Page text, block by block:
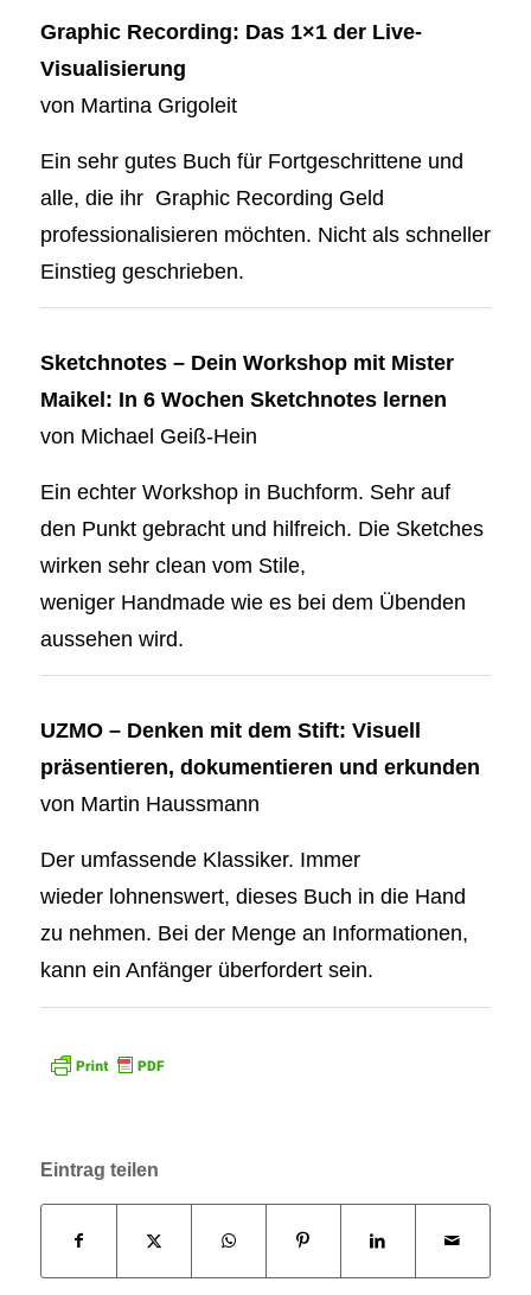
Graphic Recording: Das 1×1 der Live-
Visualisierung
von Martina Grigoleit
Ein sehr gutes Buch für Fortgeschrittene und
alle, die ihr Graphic Recording Geld
professionalisieren möchten. Nicht als schneller
Einstieg geschrieben.
Sketchnotes – Dein Workshop mit Mister
Maikel: In 6 Wochen Sketchnotes lernen
von Michael Geiß-Hein
Ein echter Workshop in Buchform. Sehr auf
den Punkt gebracht und hilfreich. Die Sketches
wirken sehr clean vom Stile,
weniger Handmade wie es bei dem Übenden
aussehen wird.
UZMO – Denken mit dem Stift: Visuell
präsentieren, dokumentieren und erkunden
von Martin Haussmann
Der umfassende Klassiker. Immer
wieder lohnenswert, dieses Buch in die Hand
zu nehmen. Bei der Menge an Informationen,
kann ein Anfänger überfordert sein.
Eintrag teilen